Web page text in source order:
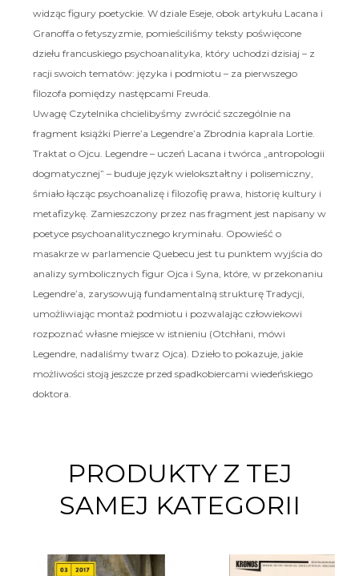
widząc figury poetyckie. W dziale Eseje, obok artykułu Lacana i
Granoffa o fetyszyzmie, pomieściliśmy teksty poświęcone
dziełu francuskiego psychoanalityka, który uchodzi dzisiaj – z
racji swoich tematów: języka i podmiotu – za pierwszego
filozofa pomiędzy następcami Freuda.
Uwagę Czytelnika chcielibyśmy zwrócić szczególnie na
fragment książki Pierre’a Legendre’a Zbrodnia kaprala Lortie.
Traktat o Ojcu. Legendre – uczeń Lacana i twórca „antropologii
dogmatycznej” – buduje język wielokształtny i polisemiczny,
śmiało łącząc psychoanalizę i filozofię prawa, historię kultury i
metafizykę. Zamieszczony przez nas fragment jest napisany w
poetyce psychoanalitycznego kryminału. Opowieść o
masakrze w parlamencie Quebecu jest tu punktem wyjścia do
analizy symbolicznych figur Ojca i Syna, które, w przekonaniu
Legendre’a, zarysowują fundamentalną strukturę Tradycji,
umożliwiając montaż podmiotu i pozwalając człowiekowi
rozpoznać własne miejsce w istnieniu (Otchłani, mówi
Legendre, nadaliśmy twarz Ojca). Dzieło to pokazuje, jakie
możliwości stoją jeszcze przed spadkobiercami wiedeńskiego
doktora.
PRODUKTY Z TEJ
SAMEJ KATEGORII